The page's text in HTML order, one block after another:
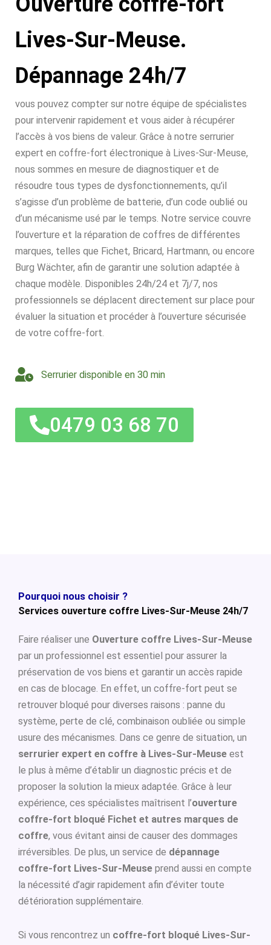
Lives-Sur-Meuse.
Dépannage 24h/7
vous pouvez compter sur notre équipe de spécialistes
pour intervenir rapidement et vous aider à récupérer
l’accès à vos biens de valeur. Grâce à notre serrurier
expert en coffre-fort électronique à Lives-Sur-Meuse,
nous sommes en mesure de diagnostiquer et de
résoudre tous types de dysfonctionnements, qu’il
s’agisse d’un problème de batterie, d’un code oublié ou
d’un mécanisme usé par le temps. Notre service couvre
l’ouverture et la réparation de coffres de différentes
marques, telles que Fichet, Bricard, Hartmann, ou encore
Burg Wächter, afin de garantir une solution adaptée à
chaque modèle. Disponibles 24h/24 et 7j/7, nos
professionnels se déplacent directement sur place pour
évaluer la situation et procéder à l’ouverture sécurisée
de votre coffre-fort.
Serrurier disponible en 30 min
0479 03 68 70
Pourquoi nous choisir ?
Services ouverture coffre Lives-Sur-Meuse 24h/7
Faire réaliser une Ouverture coffre Lives-Sur-Meuse
par un professionnel est essentiel pour assurer la
préservation de vos biens et garantir un accès rapide
en cas de blocage. En effet, un coffre-fort peut se
retrouver bloqué pour diverses raisons : panne du
système, perte de clé, combinaison oubliée ou simple
usure des mécanismes. Dans ce genre de situation, un
serrurier expert en coffre à Lives-Sur-Meuse est
le plus à même d’établir un diagnostic précis et de
proposer la solution la mieux adaptée. Grâce à leur
expérience, ces spécialistes maîtrisent l’ouverture
coffre-fort bloqué Fichet et autres marques de
coffre, vous évitant ainsi de causer des dommages
irréversibles. De plus, un service de dépannage
coffre-fort Lives-Sur-Meuse prend aussi en compte
la nécessité d’agir rapidement afin d’éviter toute
détérioration supplémentaire.
Si vous rencontrez un coffre-fort bloqué Lives-Sur-